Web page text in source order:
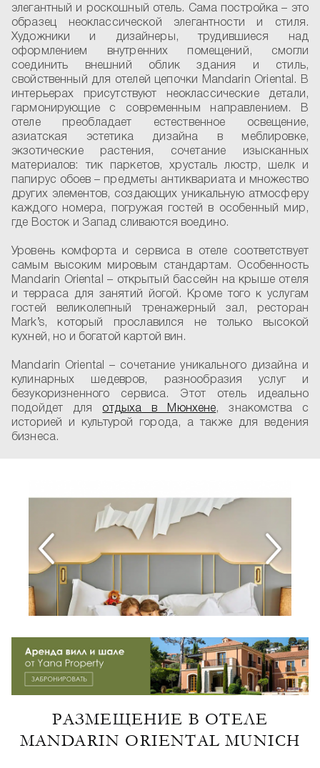
элегантный и роскошный отель. Сама постройка – это
образец неоклассической элегантности и стиля.
Художники и дизайнеры, трудившиеся над
оформлением внутренних помещений, смогли
соединить внешний облик здания и стиль,
свойственный для отелей цепочки Mandarin Oriental. В
интерьерах присутствуют неоклассические детали,
гармонирующие с современным направлением. В
отеле преобладает естественное освещение,
азиатская эстетика дизайна в меблировке,
экзотические растения, сочетание изысканных
материалов: тик паркетов, хрусталь люстр, шелк и
папирус обоев – предметы антиквариата и множество
других элементов, создающих уникальную атмосферу
каждого номера, погружая гостей в особенный мир,
где Восток и Запад сливаются воедино.
Уровень комфорта и сервиса в отеле соответствует
самым высоким мировым стандартам. Особенность
Mandarin Oriental – открытый бассейн на крыше отеля
и терраса для занятий йогой. Кроме того к услугам
гостей великолепный тренажерный зал, ресторан
Mark’s, который прославился не только высокой
кухней, но и богатой картой вин.
Mandarin Oriental – сочетание уникального дизайна и
кулинарных шедевров, разнообразия услуг и
безукоризненного сервиса. Этот отель идеально
подойдет для отдыха в Мюнхене, знакомства с
историей и культурой города, а также для ведения
бизнеса.
РАЗМЕЩЕНИЕ В ОТЕЛЕ
MANDARIN ORIENTAL MUNICH